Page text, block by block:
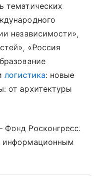
тематических
независимости»,
«Россия
логистика: новые
от архитектуры
Фонд Росконгресс.
информационным